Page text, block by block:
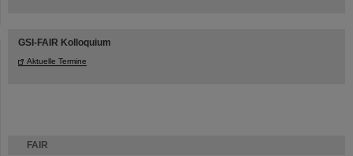
FAIR
GSI-FAIR Kolloquium
Aktuelle Termine